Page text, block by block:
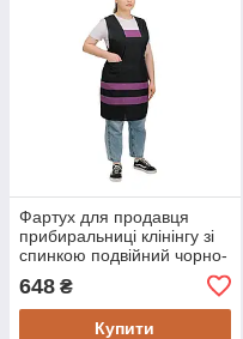
Фартух для продавця
прибиральниці клінінгу зі
спинкою подвійний чорно-
648 ₴
Купити